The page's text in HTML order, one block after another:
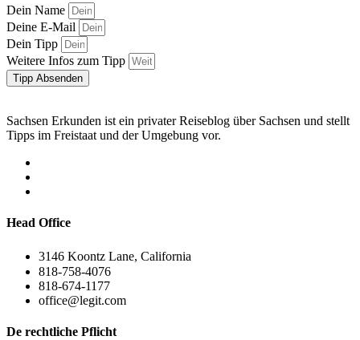
Dein Name
Deine E-Mail
Dein Tipp
Weitere Infos zum Tipp
Tipp Absenden
Sachsen Erkunden ist ein privater Reiseblog über Sachsen und stellt
Tipps im Freistaat und der Umgebung vor.
Head Office
3146 Koontz Lane, California
818-758-4076
818-674-1177
office@legit.com
De rechtliche Pflicht